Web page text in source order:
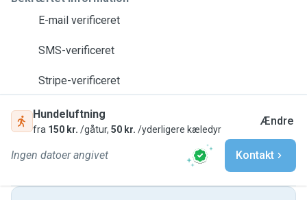
E-mail verificeret
SMS-verificeret
Stripe-verificeret
Hundeluftning
fra 150 kr. /gåtur, 50 kr. /yderligere kæledyr
Ændre
Ingen datoer angivet Kontakt